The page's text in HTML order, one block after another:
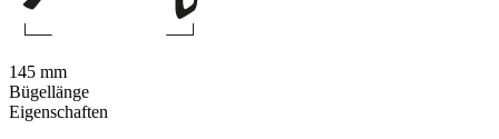
Eigenschaften
145 mm
Bügellänge